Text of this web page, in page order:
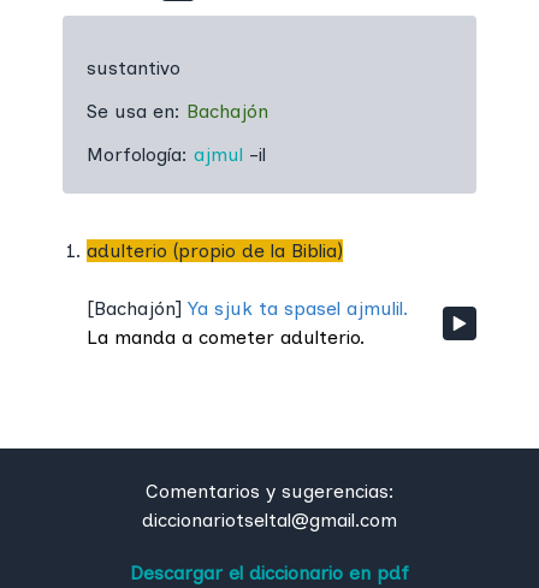
sustantivo
Se usa en: Bachajón
Morfología: ajmul -il
adulterio (propio de la Biblia)
[Bachajón] Ya sjuk ta spasel ajmulil.
La manda a cometer adulterio.
Comentarios y sugerencias:
diccionariotseltal@gmail.com
Descargar el diccionario en pdf